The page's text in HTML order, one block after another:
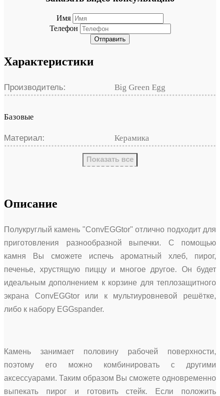
Имя
Телефон
Отправить
Характеристики
Производитель: Big Green Egg
Базовые
Материал: Керамика
Показать все
Описание
Полукруглый камень "ConvEGGtor" отлично подходит для
приготовления разнообразной выпечки. С помощью
камня Вы сможете испечь ароматный хлеб, пирог,
печенье, хрустящую пиццу и многое другое. Он будет
идеальным дополнением к корзине для теплозащитного
экрана ConvEGGtor или к мультиуровневой решётке,
либо к набору EGGspander.
Камень занимает половину рабочей поверхности,
поэтому его можно комбинировать с другими
аксессуарами. Таким образом Вы сможете одновременно
выпекать пирог и готовить стейк. Если положить